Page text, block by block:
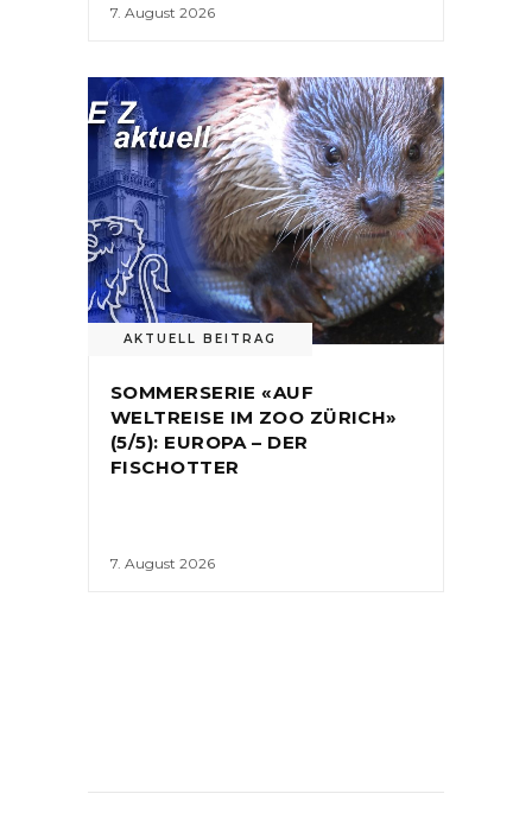
7. August 2026
AKTUELL BEITRAG
SOMMERSERIE «AUF
WELTREISE IM ZOO ZÜRICH»
(5/5): EUROPA – DER
FISCHOTTER
7. August 2026